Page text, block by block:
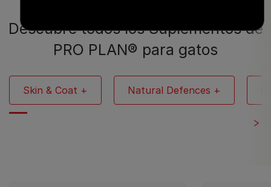
Descubre todos los Suplementos de
PRO PLAN® para gatos
Skin & Coat + Natural Defences +